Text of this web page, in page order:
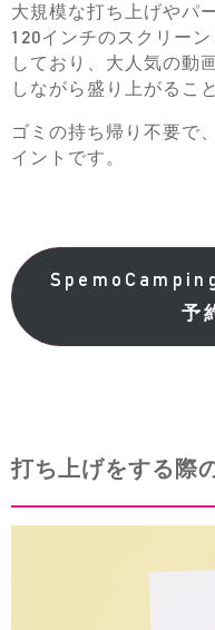
大規模な打ち上げやパ
120インチのスクリー
しており、大人気の動
しながら盛り上がるこ
ゴミの持ち帰り不要で
イントです。
予
打ち上げをする際